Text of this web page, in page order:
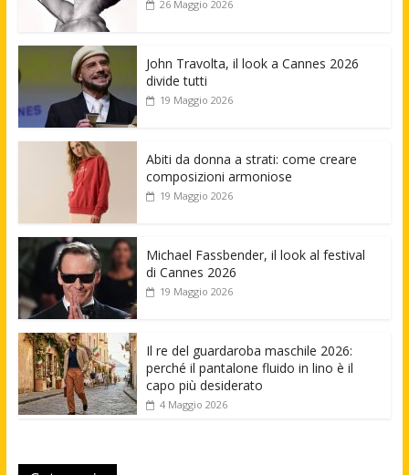
26 Maggio 2026
John Travolta, il look a Cannes 2026
divide tutti
19 Maggio 2026
Abiti da donna a strati: come creare
composizioni armoniose
19 Maggio 2026
Michael Fassbender, il look al festival
di Cannes 2026
19 Maggio 2026
Il re del guardaroba maschile 2026:
perché il pantalone fluido in lino è il
capo più desiderato
4 Maggio 2026